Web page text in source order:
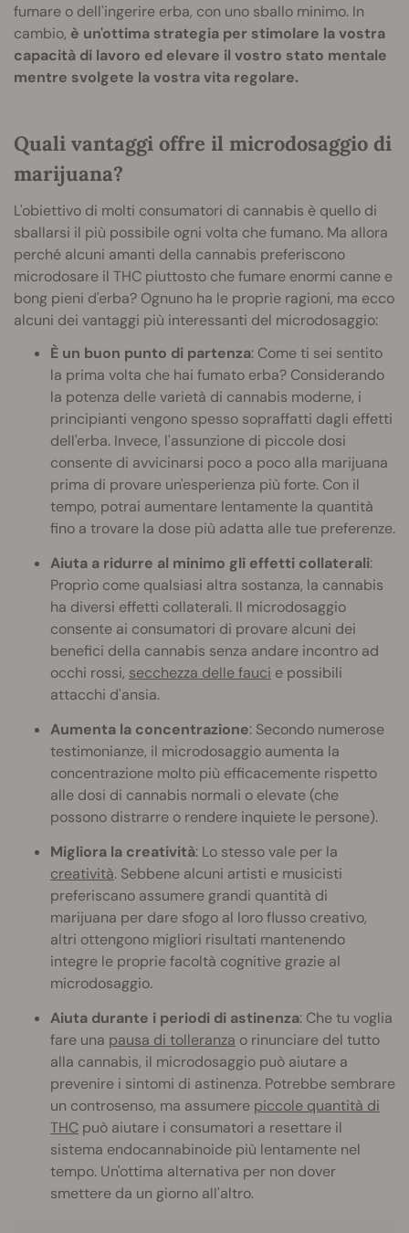
fumare o dell'ingerire erba, con uno sballo minimo. In
cambio, è un'ottima strategia per stimolare la vostra
capacità di lavoro ed elevare il vostro stato mentale
mentre svolgete la vostra vita regolare.
Quali vantaggi offre il microdosaggio di
marijuana?
L'obiettivo di molti consumatori di cannabis è quello di
sballarsi il più possibile ogni volta che fumano. Ma allora
perché alcuni amanti della cannabis preferiscono
microdosare il THC piuttosto che fumare enormi canne e
bong pieni d'erba? Ognuno ha le proprie ragioni, ma ecco
alcuni dei vantaggi più interessanti del microdosaggio:
È un buon punto di partenza: Come ti sei sentito
la prima volta che hai fumato erba? Considerando
la potenza delle varietà di cannabis moderne, i
principianti vengono spesso sopraffatti dagli effetti
dell'erba. Invece, l'assunzione di piccole dosi
consente di avvicinarsi poco a poco alla marijuana
prima di provare un'esperienza più forte. Con il
tempo, potrai aumentare lentamente la quantità
fino a trovare la dose più adatta alle tue preferenze.
Aiuta a ridurre al minimo gli effetti collaterali:
Proprio come qualsiasi altra sostanza, la cannabis
ha diversi effetti collaterali. Il microdosaggio
consente ai consumatori di provare alcuni dei
benefici della cannabis senza andare incontro ad
occhi rossi, secchezza delle fauci e possibili
attacchi d'ansia.
Aumenta la concentrazione: Secondo numerose
testimonianze, il microdosaggio aumenta la
concentrazione molto più efficacemente rispetto
alle dosi di cannabis normali o elevate (che
possono distrarre o rendere inquiete le persone).
Migliora la creatività: Lo stesso vale per la
creatività. Sebbene alcuni artisti e musicisti
preferiscano assumere grandi quantità di
marijuana per dare sfogo al loro flusso creativo,
altri ottengono migliori risultati mantenendo
integre le proprie facoltà cognitive grazie al
microdosaggio.
Aiuta durante i periodi di astinenza: Che tu voglia
fare una pausa di tolleranza o rinunciare del tutto
alla cannabis, il microdosaggio può aiutare a
prevenire i sintomi di astinenza. Potrebbe sembrare
un controsenso, ma assumere piccole quantità di
THC può aiutare i consumatori a resettare il
sistema endocannabinoide più lentamente nel
tempo. Un'ottima alternativa per non dover
smettere da un giorno all'altro.